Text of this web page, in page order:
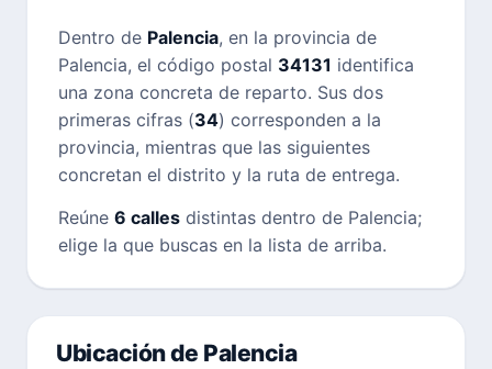
Dentro de Palencia, en la provincia de
Palencia, el código postal 34131 identifica
una zona concreta de reparto. Sus dos
primeras cifras (34) corresponden a la
provincia, mientras que las siguientes
concretan el distrito y la ruta de entrega.
Reúne 6 calles distintas dentro de Palencia;
elige la que buscas en la lista de arriba.
Ubicación de Palencia